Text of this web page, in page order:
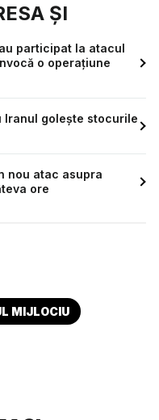
ȘI
participat la atacul
o operațiune
Iranul golește stocurile
nou atac asupra
ore
MIJLOCIU